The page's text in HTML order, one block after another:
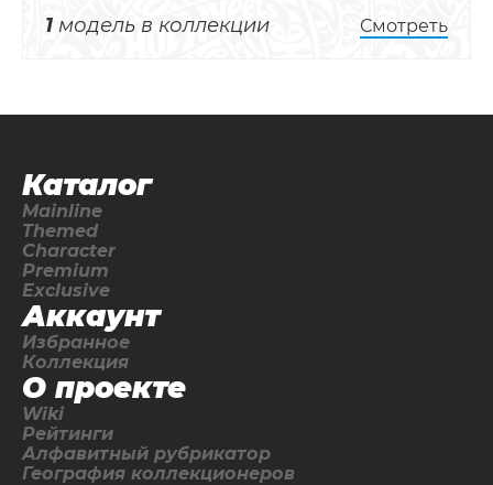
1 модель в коллекции Смотреть
Каталог
Mainline
Themed
Character
Premium
Exclusive
Аккаунт
Избранное
Коллекция
О проекте
Wiki
Рейтинги
Алфавитный рубрикатор
География коллекционеров